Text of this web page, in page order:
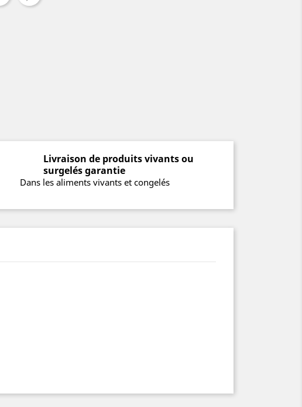
Livraison de produits vivants ou
surgelés garantie
Dans les aliments vivants et congelés